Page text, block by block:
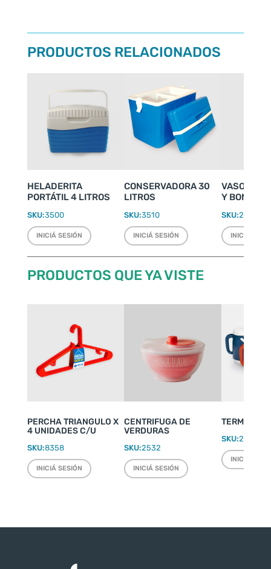
PRODUCTOS RELACIONADOS
HELADERITA
PORTÁTIL 4 LITROS
SKU:3500
INICIÁ SESIÓN
CONSERVADORA 30
LITROS
SKU:3510
INICIÁ SESIÓN
VASO CINE
Y
SKU:2026
INICIÁ
PRODUCTOS QUE YA VISTE
PERCHA TRIANGULO X
4 UNIDADES C/U
SKU:8358
INICIÁ SESIÓN
CENTRIFUGA DE
VERDURAS
SKU:2532
INICIÁ SESIÓN
TERMO
SKU:2220
INICIÁ